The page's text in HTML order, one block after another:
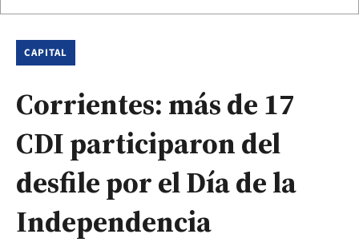
CAPITAL
Corrientes: más de 17
CDI participaron del
desfile por el Día de la
Independencia